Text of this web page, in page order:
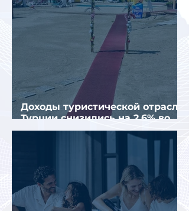
Доходы туристической отрасли
Турции снизились на 2,6% во
втором квартале 2026 года